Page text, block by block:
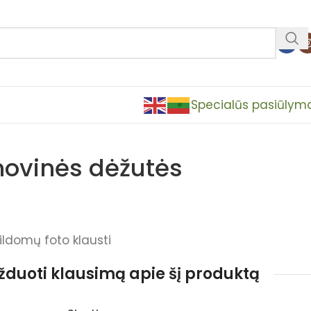
Specialūs
dėžutės
foto klausti
klausimą apie šį produktą